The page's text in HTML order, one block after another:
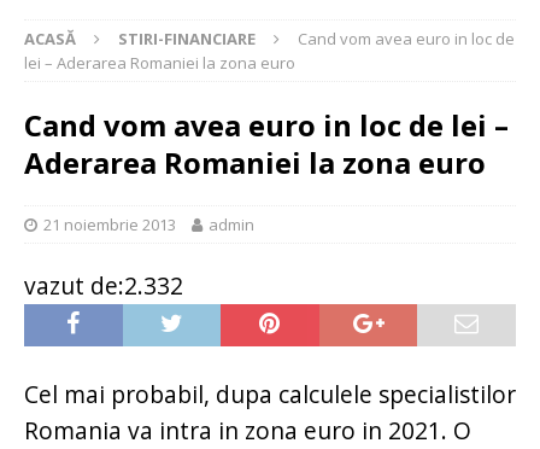
ACASĂ STIRI-FINANCIARE
Cand vom avea euro in loc de
lei – Aderarea Romaniei la zona euro
Cand vom avea euro in loc de lei –
Aderarea Romaniei la zona euro
21 noiembrie 2013 admin
vazut de:2.332
Cel mai probabil, dupa calculele specialistilor
Romania va intra in zona euro in 2021. O